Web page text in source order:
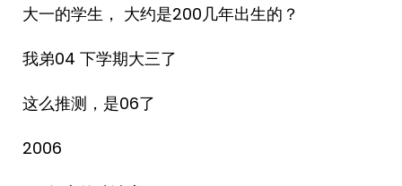
大一的学生， 大约是200几年出生的？
我弟04 下学期大三了
这么推测，是06了
2006